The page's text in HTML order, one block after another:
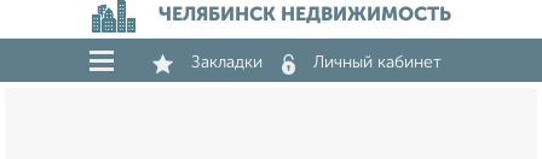
ЧЕЛЯБИНСК НЕДВИЖИМОСТЬ
Закладки Личный кабинет